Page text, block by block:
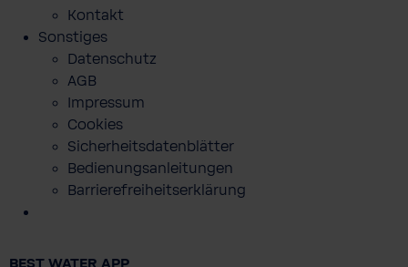
Kontakt
Sonstiges
Datenschutz
AGB
Impressum
Cookies
Sicherheitsdatenblätter
Bedienungsanleitungen
Barrierefreiheitserklärung
BEST WATER APP